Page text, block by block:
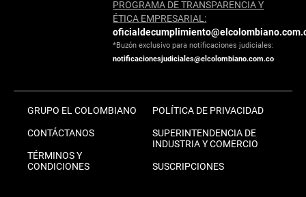
PROGRAMA DE TRANSPARENCIA Y
ÉTICA EMPRESARIAL:
*Buzón exclusivo para notificaciones judiciales:
notificacionesjudiciales@elcolombiano.com.co
GRUPO EL COLOMBIANO
CONTÁCTANOS
TÉRMINOS Y
CONDICIONES
POLÍTICA DE PRIVACIDAD
SUPERINTENDENCIA DE
INDUSTRIA Y COMERCIO
SUSCRIPCIONES